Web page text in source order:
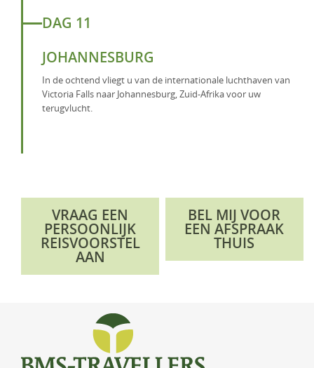
DAG 11
JOHANNESBURG
In de ochtend vliegt u van de internationale luchthaven van
Victoria Falls naar Johannesburg, Zuid-Afrika voor uw
terugvlucht.
VRAAG EEN
PERSOONLIJK
REISVOORSTEL
AAN
BEL MIJ VOOR
EEN AFSPRAAK
THUIS